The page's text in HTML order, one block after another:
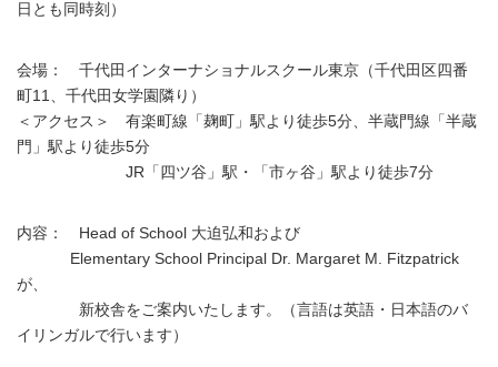
日とも同時刻）
会場： 千代田インターナショナルスクール東京（千代田区四番
町11、千代田女学園隣り）
＜アクセス＞ 有楽町線「麹町」駅より徒歩5分、半蔵門線「半蔵
門」駅より徒歩5分
JR「四ツ谷」駅・「市ヶ谷」駅より徒歩7分
内容： Head of School 大迫弘和および
Elementary School Principal Dr. Margaret M. Fitzpatrick
が、
新校舎をご案内いたします。（言語は英語・日本語のバ
イリンガルで行います）